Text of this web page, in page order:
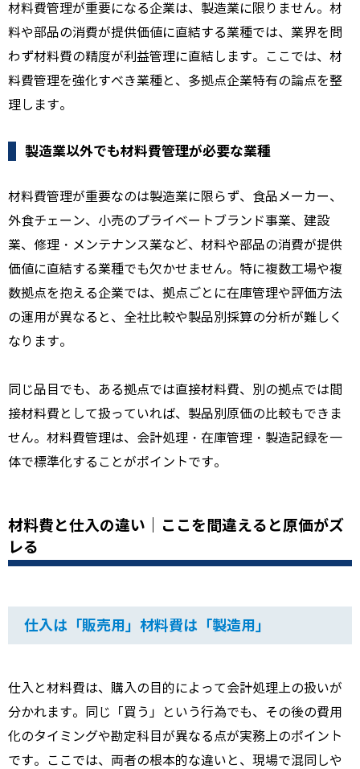
材料費管理が重要になる企業は、製造業に限りません。材
料や部品の消費が提供価値に直結する業種では、業界を問
わず材料費の精度が利益管理に直結します。ここでは、材
料費管理を強化すべき業種と、多拠点企業特有の論点を整
理します。
製造業以外でも材料費管理が必要な業種
材料費管理が重要なのは製造業に限らず、食品メーカー、
外食チェーン、小売のプライベートブランド事業、建設
業、修理・メンテナンス業など、材料や部品の消費が提供
価値に直結する業種でも欠かせません。特に複数工場や複
数拠点を抱える企業では、拠点ごとに在庫管理や評価方法
の運用が異なると、全社比較や製品別採算の分析が難しく
なります。
同じ品目でも、ある拠点では直接材料費、別の拠点では間
接材料費として扱っていれば、製品別原価の比較もできま
せん。材料費管理は、会計処理・在庫管理・製造記録を一
体で標準化することがポイントです。
材料費と仕入の違い｜ここを間違えると原価がズ
レる
仕入は「販売用」材料費は「製造用」
仕入と材料費は、購入の目的によって会計処理上の扱いが
分かれます。同じ「買う」という行為でも、その後の費用
化のタイミングや勘定科目が異なる点が実務上のポイント
です。ここでは、両者の根本的な違いと、現場で混同しや